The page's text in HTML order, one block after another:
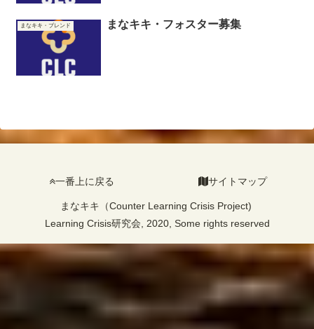
まなキキ・ブレンド まなキキ・フォスター募集
一番上に戻る サイトマップ
まなキキ（Counter Learning Crisis Project)
Learning Crisis研究会, 2020, Some rights reserved